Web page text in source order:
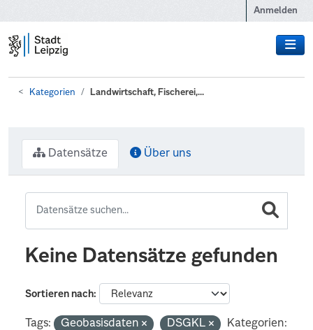
Anmelden
Kategorien Landwirtschaft, Fischerei,...
Datensätze Über uns
Keine Datensätze gefunden
Sortieren nach
Tags: Geobasisdaten DSGKL
Kategorien: